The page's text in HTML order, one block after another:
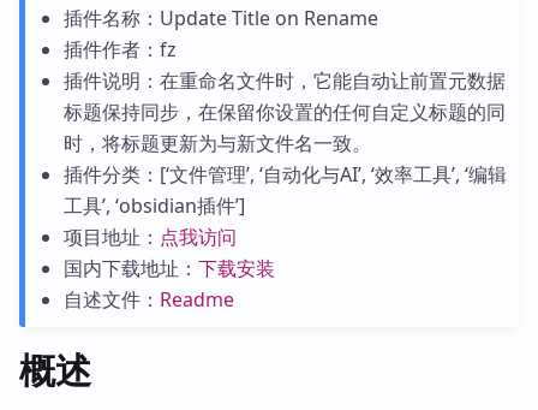
插件名称：Update Title on Rename
插件作者：fz
插件说明：在重命名文件时，它能自动让前置元数据
标题保持同步，在保留你设置的任何自定义标题的同
时，将标题更新为与新文件名一致。
插件分类：[‘文件管理’, ‘自动化与AI’, ‘效率工具’, ‘编辑
工具’, ‘obsidian插件’]
项目地址： 点我访问
国内下载地址： 下载安装
自述文件： Readme
概述